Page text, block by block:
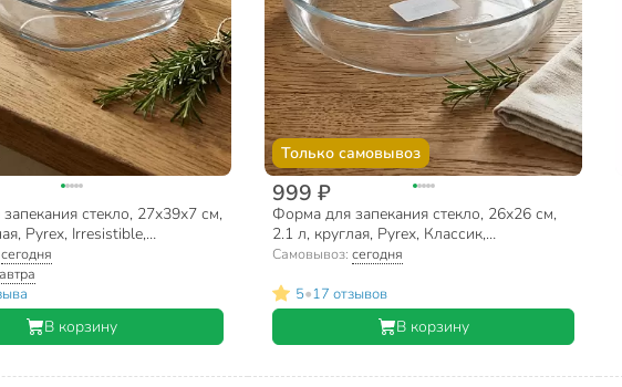
стекло, 27х39х7 см,
Pyrex, Irresistible,
сегодня
В корзину
Только самовывоз
999 ₽
Форма для запекания стекло, 26х26 см,
2.1 л, круглая, Pyrex, Классик,
828B000/5046
Самовывоз: сегодня
5•17 отзывов
В корзину